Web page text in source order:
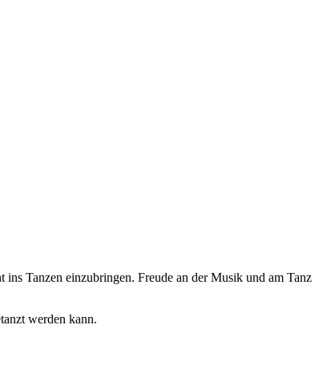
Tanzen einzubringen. Freude an der Musik und am Tanz
werden kann.